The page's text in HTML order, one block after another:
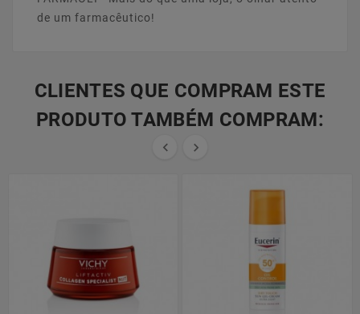
de um farmacêutico!
CLIENTES QUE COMPRAM ESTE
PRODUTO TAMBÉM COMPRAM:
 